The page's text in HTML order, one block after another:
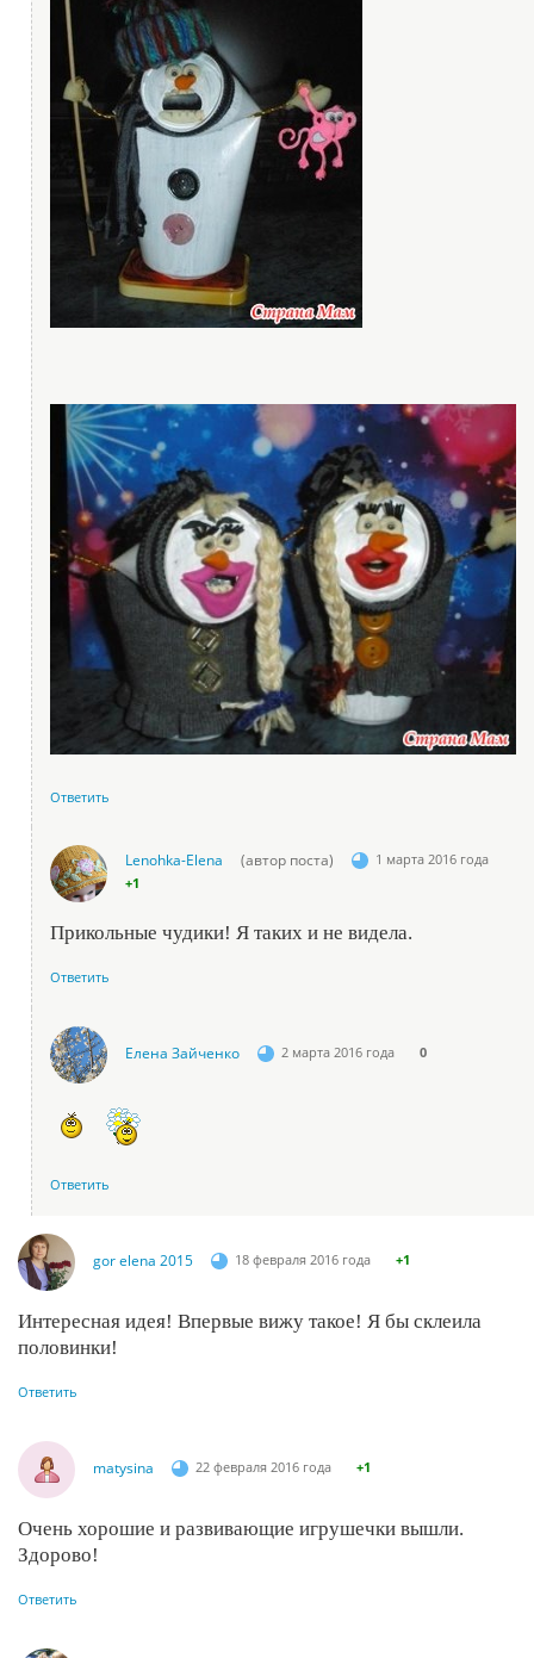
Ответить
Lenohka-Elena (автор поста)
1 марта 2016 года
+1
Прикольные чудики! Я таких и не видела.
Ответить
Елена Зайченко 2 марта 2016 года 0
Ответить
gor elena 2015 18 февраля 2016 года +1
Интересная идея! Впервые вижу такое! Я бы склеила
половинки!
Ответить
matysina 22 февраля 2016 года +1
Очень хорошие и развивающие игрушечки вышли.
Здорово!
Ответить